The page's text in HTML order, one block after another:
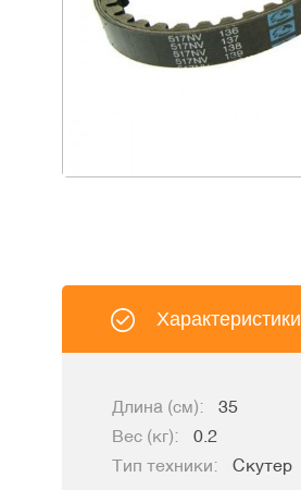
Характеристики
Длина (см): 35
Вес (кг):
0.2
Тип техники:
Скутер